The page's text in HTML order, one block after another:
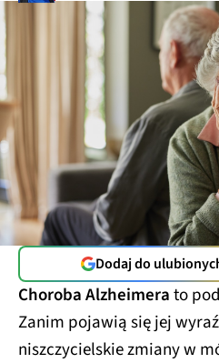
Dodaj do
Choroba Alzheimerato
Zanim pojawią się jej
niszczycielskie zmiany w